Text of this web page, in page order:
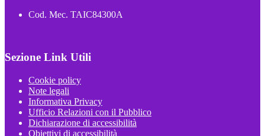
Cod. Mec. TAIC84300A
Sezione Link Utili
Cookie policy
Note legali
Informativa Privacy
Ufficio Relazioni con il Pubblico
Dichiarazione di accessibilità
Obiettivi di accessibilità